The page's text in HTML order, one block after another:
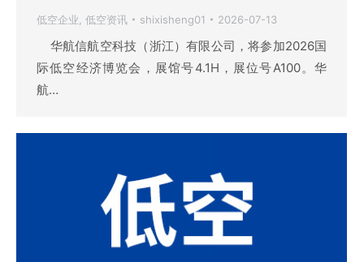
低空企业, 低空资讯 shixisheng01 2026-07-13
华航信航空科技（浙江）有限公司，将参加2026国
际低空经济博览会，展馆号4.1H，展位号A100。华
航…